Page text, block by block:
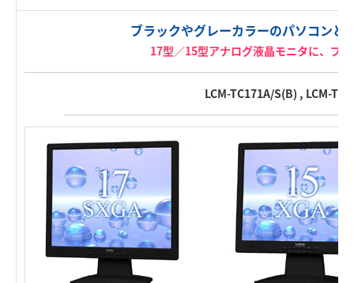
ブラックやグレーカラーのパソコンと
17型／15型アナログ液晶モニタに、ブ
LCM-TC171A/S(B) , LCM-